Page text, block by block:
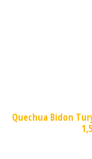
Quechua Bidon